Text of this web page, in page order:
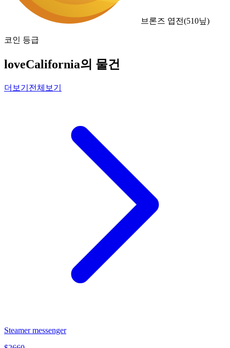
브론즈 엽전(510닢)
코인 등급
loveCalifornia의 물건
더보기 전체보기
Steamer messenger